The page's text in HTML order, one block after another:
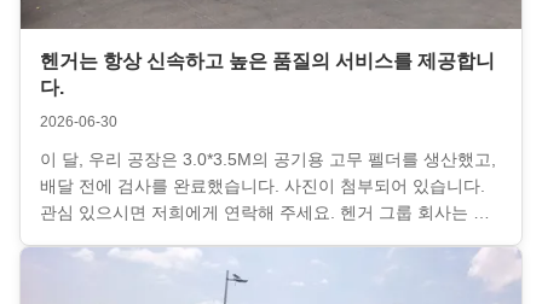
헨거는 항상 신속하고 높은 품질의 서비스를 제공합니
다.
2026-06-30
이 달, 우리 공장은 3.0*3.5M의 공기용 고무 펠더를 생산했고,
배달 전에 검사를 완료했습니다. 사진이 첨부되어 있습니다.
관심 있으시면 저희에게 연락해 주세요. 헨거 그룹 회사는 해
조달의 정점에 이르면서, 우리 팀은 금액에 관계없이 모든 주
문을 평가합니다.그리고 우리는 종종 피드백과 전문적인 솔루